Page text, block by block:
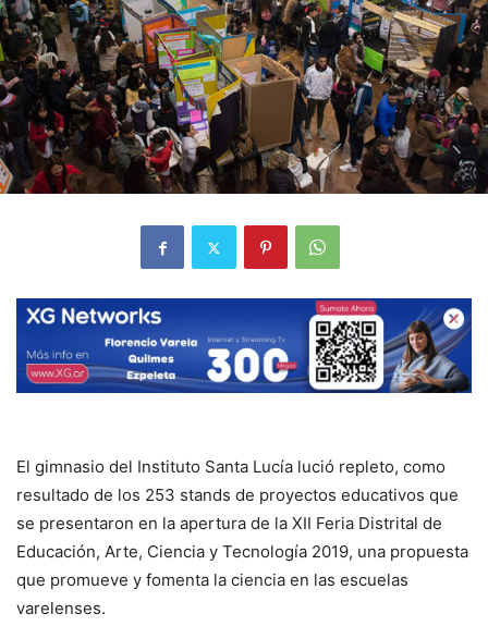
El gimnasio del Instituto Santa Lucía lució repleto, como
resultado de los 253 stands de proyectos educativos que
se presentaron en la apertura de la XII Feria Distrital de
Educación, Arte, Ciencia y Tecnología 2019, una propuesta
que promueve y fomenta la ciencia en las escuelas
varelenses.